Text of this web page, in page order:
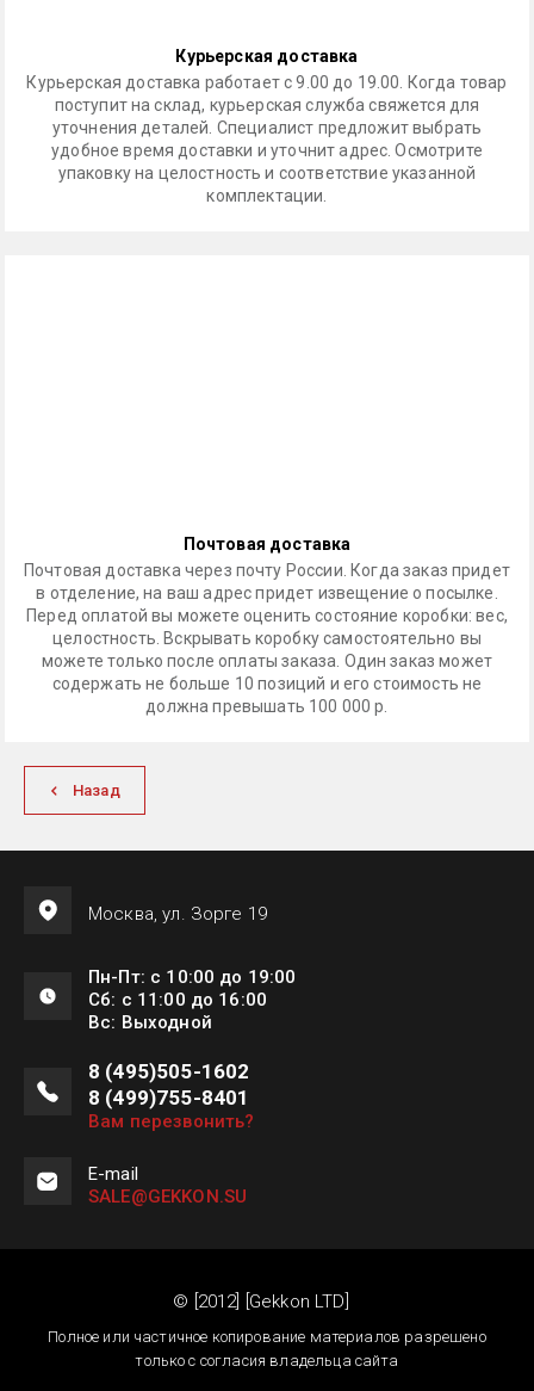
Курьерская доставка
Курьерская доставка работает с 9.00 до 19.00. Когда товар
поступит на склад, курьерская служба свяжется для
уточнения деталей. Специалист предложит выбрать
удобное время доставки и уточнит адрес. Осмотрите
упаковку на целостность и соответствие указанной
комплектации.
Почтовая доставка
Почтовая доставка через почту России. Когда заказ придет
в отделение, на ваш адрес придет извещение о посылке.
Перед оплатой вы можете оценить состояние коробки: вес,
целостность. Вскрывать коробку самостоятельно вы
можете только после оплаты заказа. Один заказ может
содержать не больше 10 позиций и его стоимость не
должна превышать 100 000 р.
Назад
Москва, ул. Зорге 19
Пн-Пт: с 10:00 до 19:00
Сб: с 11:00 до 16:00
Вс: Выходной
8 (495)505-1602
8 (499)755-8401
Вам перезвонить?
E-mail
SALE@GEKKON.SU
© [2012] [Gekkon LTD]
Полное или частичное копирование материалов разрешено
только с согласия владельца сайта